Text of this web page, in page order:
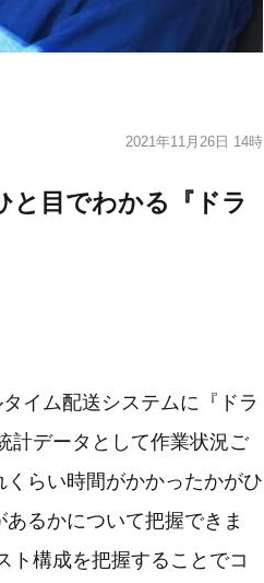
2021年11月26日 14時
と目でわかる『ドラ
イム配送システムに『ドラ
計データとして作業状況ご
らい時間がかかったかがひ
るかについて把握できま
ト構成を把握することでコ